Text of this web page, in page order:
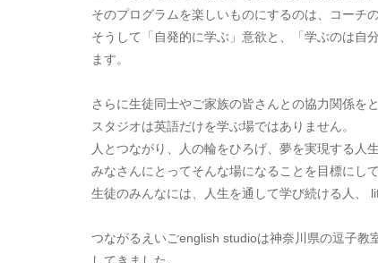
そのプログラムを楽しいものにするのは、コーチの
そうして「自発的に学ぶ」意欲と、「学ぶのは自
ます。
さらに生徒同士やご家族の皆さんとの協力関係を
スタジオは英語だけを学ぶ場ではありません。
人とつながり、人の輪をひろげ、夢を実現する人
みなさんにとってそんな場になることを目標にして
生徒のみんなには、人生を通して学び続ける人、
つながるえいごenglish studioは神奈川県の逗子